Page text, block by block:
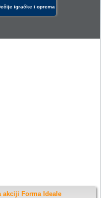
igračke i oprema
akciji Forma Ideale